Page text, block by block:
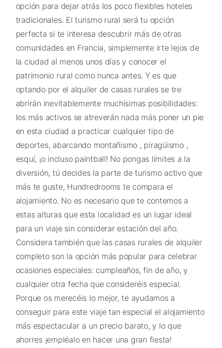
opción para dejar atrás los poco flexibles hoteles
tradicionales. El turismo rural será tu opción
perfecta si te interesa descubrir más de otras
comunidades en Francia, simplemente irte lejos de
la ciudad al menos unos días y conocer el
patrimonio rural como nunca antes. Y es que
optando por el alquiler de casas rurales se tre
abrirán inevitablemente muchísimas posibilidades:
los más activos se atreverán nada más poner un pie
en esta ciudad a practicar cualquier tipo de
deportes, abarcando montañismo , piragüismo ,
esquí, ¡o incluso paintball! No pongas límites a la
diversión, tú decides la parte de turismo activo que
más te guste, Hundredrooms te compara el
alojamiento. No es necesario que te contemos a
estas alturas que esta localidad es un lugar ideal
para un viaje sin considerar estación del año.
Considera también que las casas rurales de alquiler
completo son la opción más popular para celebrar
ocasiones especiales: cumpleaños, fin de año, y
cualquier otra fecha que consideréis especial.
Porque os merecéis lo mejor, te ayudamos a
conseguir para este viaje tan especial el alojamiento
más espectacular a un precio barato, y lo que
ahorres ¡empléalo en hacer una gran fiesta!